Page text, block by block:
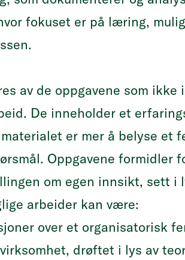
fokuset er på læring,
av de oppgavene som
De inneholder et
er mer å belyse et
Oppgavene formidler
om egen innsikt, sett i
arbeider kan være:
over et organisatorisk
drøftet i lys av